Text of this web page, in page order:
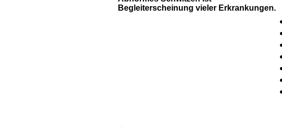
Begleiterscheinung vieler Erkrankungen.